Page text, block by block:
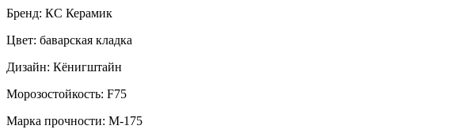
Бренд: КС Керамик
Цвет: баварская кладка
Дизайн: Кёнигштайн
Морозостойкость: F75
Марка прочности: М-175